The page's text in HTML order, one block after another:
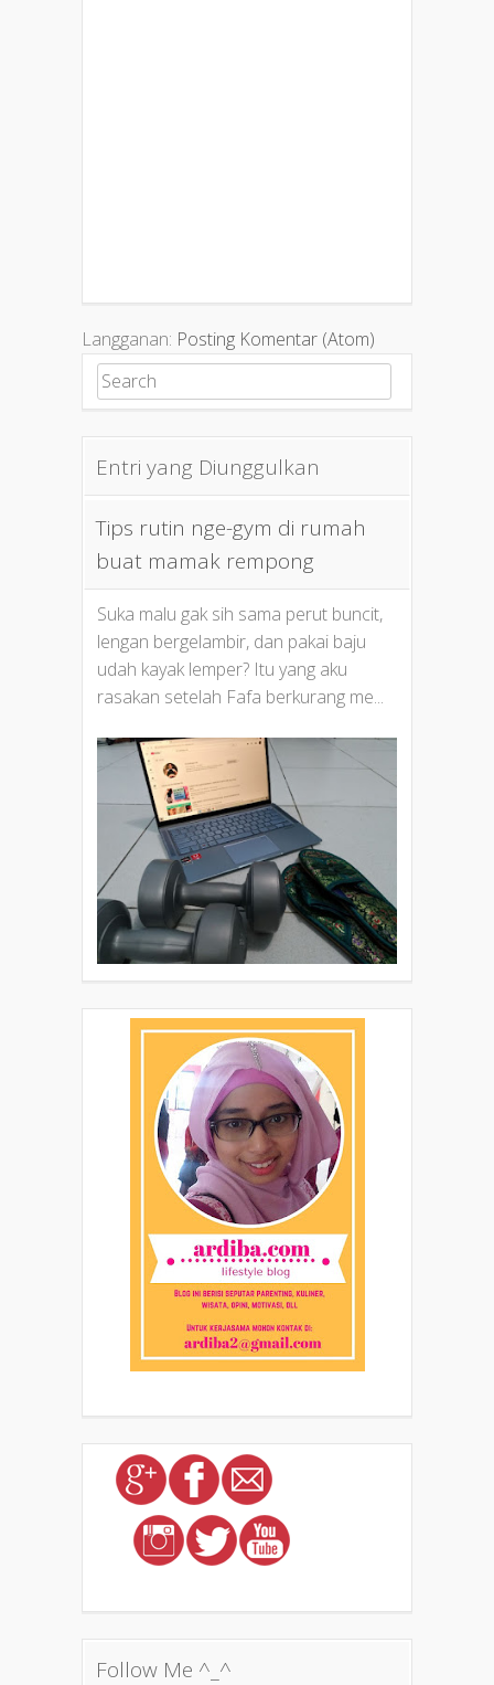
Langganan: Posting Komentar (Atom)
Search for:
Entri yang Diunggulkan
Tips rutin nge-gym di rumah
buat mamak rempong
Suka malu gak sih sama perut buncit,
lengan bergelambir, dan pakai baju
udah kayak lemper? Itu yang aku
rasakan setelah Fafa berkurang me...
Follow Me ^_^